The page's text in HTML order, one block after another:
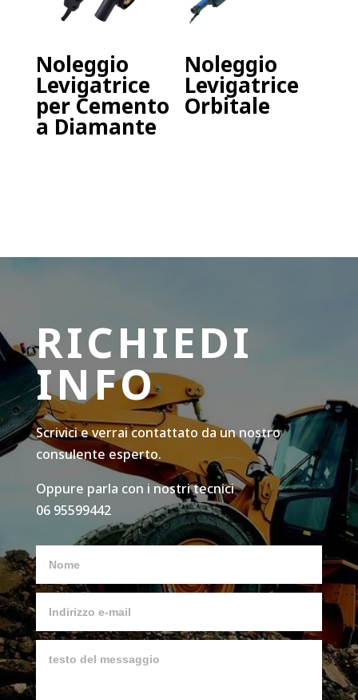
Noleggio
Levigatrice
per Cemento
a Diamante
Noleggio
Levigatrice
Orbitale
RICHIEDI
INFO
Scrivici e verrai contattato da un nostro
consulente esperto.
Oppure parla con i nostri tecnici
06 95599442